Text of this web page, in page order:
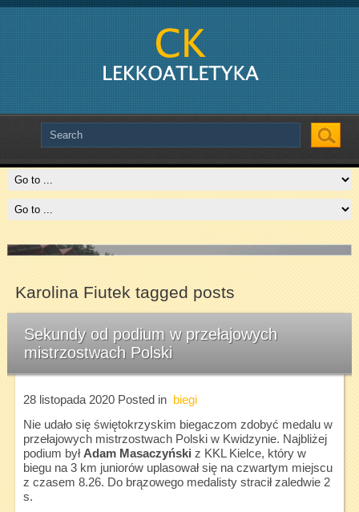
Slide # 3
Czytaj więcej
Karolina Fiutek tagged posts
Sekundy od podium w przełajowych
mistrzostwach Polski
28 listopada 2020Posted in
biegi
Nie udało się świętokrzyskim biegaczom zdobyć medalu w
przełajowych mistrzostwach Polski w Kwidzynie. Najbliżej
podium był Adam Masaczyński z KKL Kielce, który w
biegu na 3 km juniorów uplasował się na czwartym miejscu
z czasem 8.26. Do brązowego medalisty stracił zaledwie 2
s.